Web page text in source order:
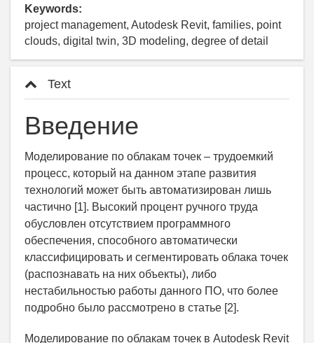
Keywords:
project management, Autodesk Revit, families, point
clouds, digital twin, 3D modeling, degree of detail
Text
Введение
Моделирование по облакам точек – трудоемкий
процесс, который на данном этапе развития
технологий может быть автоматизирован лишь
частично [1]. Высокий процент ручного труда
обусловлен отсутствием программного
обеспечения, способного автоматически
классифицировать и сегментировать облака точек
(распознавать на них объекты), либо
нестабильностью работы данного ПО, что более
подробно было рассмотрено в статье [2].
Моделирование по облакам точек в Autodesk Revit